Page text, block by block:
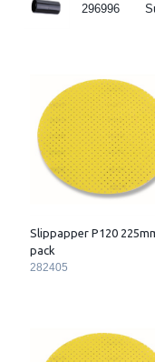
296996
Slippapper P120
pack
282405